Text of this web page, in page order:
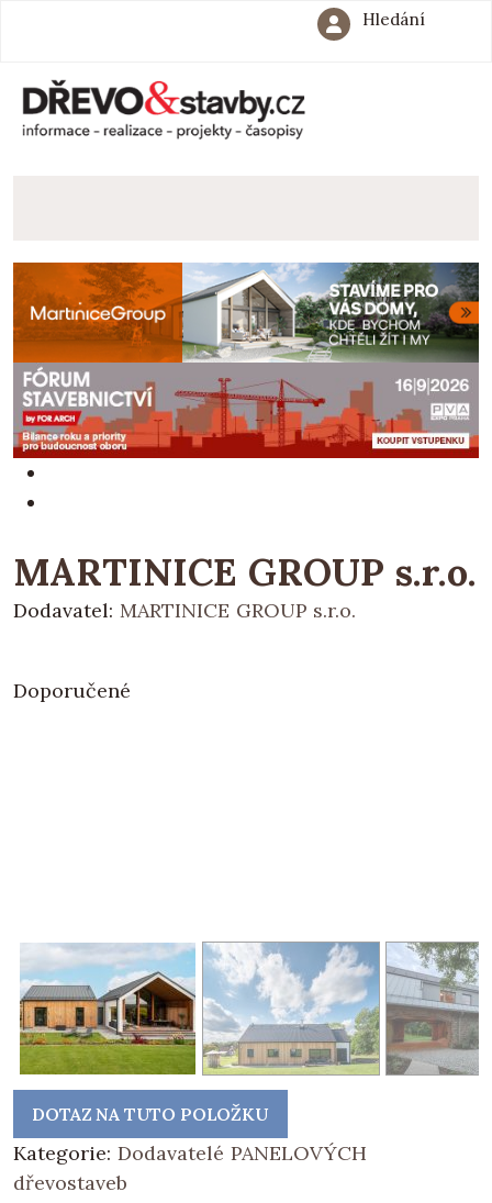
Hledání
MARTINICE GROUP s.r.o.
Dodavatel: MARTINICE GROUP s.r.o.
Doporučené
DOTAZ NA TUTO POLOŽKU
Kategorie: Dodavatelé PANELOVÝCH
dřevostaveb